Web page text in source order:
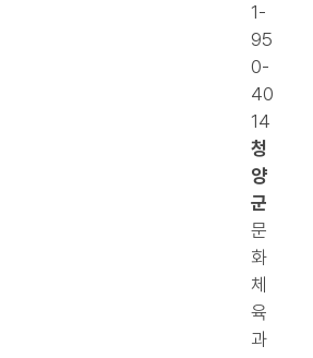
1-
95
0-
40
14
청
양
군
문
화
체
육
과